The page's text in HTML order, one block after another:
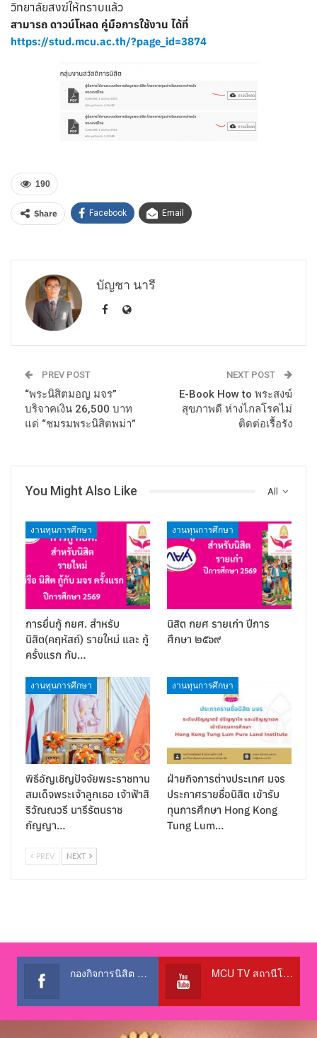
วิทยาลัยสงฆ์ให้ทราบแล้ว
สามารถ ดาวน์โหลด คู่มือการใช้งาน ได้ที่
https://stud.mcu.ac.th/?page_id=3874
190
Share Facebook Email
บัญชา นารี
PREV POST
“พระนิสิตมอญ มจร”
บริจาคเงิน 26,500 บาท
แด่ “ชมรมพระนิสิตพม่า”
NEXT POST
E-Book How to พระสงฆ์
สุขภาพดี ห่างไกลโรคไม่
ติดต่อเรื้อรัง
All
You Might Also Like
งานทุนการศึกษา
การยื่นกู้ กยศ. สำหรับ
นิสิต(คฤหัสถ์) รายใหม่ และ กู้
ครั้งแรก กับ…
งานทุนการศึกษา
นิสิต กยศ รายเก่า ปีการ
ศึกษา ๒๕๖๙
งานทุนการศึกษา
พิธีอัญเชิญปัจจัยพระราชทาน
สมเด็จพระเจ้าลูกเธอ เจ้าฟ้าสิ
ริวัณณวรี นารีรัตนราช
กัญญา…
งานทุนการศึกษา
ฝ่ายกิจการต่างประเทศ มจร
ประกาศรายชื่อนิสิต เข้ารับ
ทุนการศึกษา Hong Kong
Tung Lum…
PREV NEXT
กองกิจการนิสิต สำนักงานอธิการบดี MCU TV สถานีโทรทัศน์เพื่อการศึกษา @OfficialTBCChannel